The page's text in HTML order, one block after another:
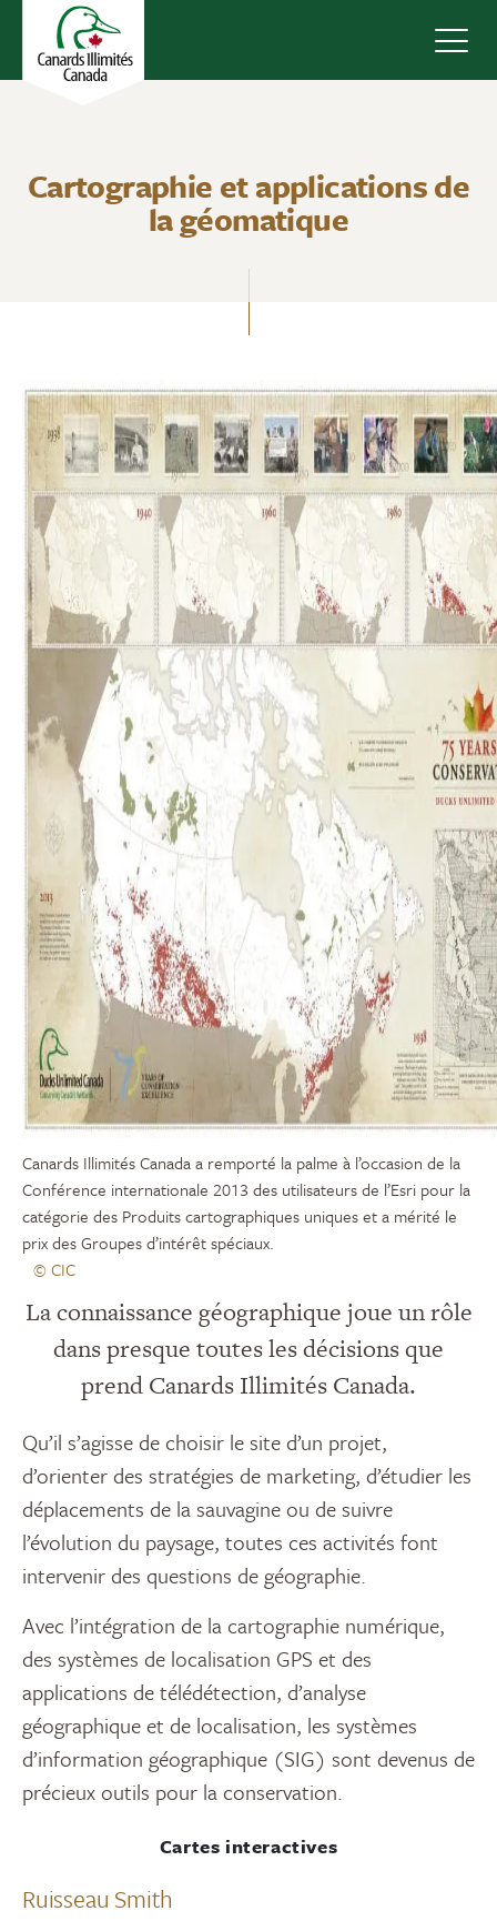
Cartographie et applications de
la géomatique
Canards Illimités Canada a remporté la palme à l’occasion de la
Conférence internationale 2013 des utilisateurs de l’Esri pour la
catégorie des Produits cartographiques uniques et a mérité le
prix des Groupes d’intérêt spéciaux.
© CIC
La connaissance géographique joue un rôle
dans presque toutes les décisions que
prend Canards Illimités Canada.
Qu’il s’agisse de choisir le site d’un projet,
d’orienter des stratégies de marketing, d’étudier les
déplacements de la sauvagine ou de suivre
l’évolution du paysage, toutes ces activités font
intervenir des questions de géographie.
Avec l’intégration de la cartographie numérique,
des systèmes de localisation GPS et des
applications de télédétection, d’analyse
géographique et de localisation, les systèmes
d’information géographique (SIG) sont devenus de
précieux outils pour la conservation.
Cartes interactives
Ruisseau Smith